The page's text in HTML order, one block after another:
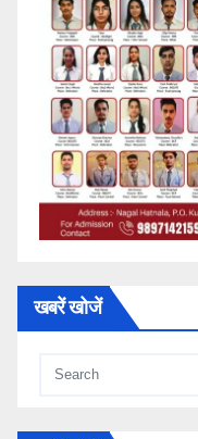
खबरें खोजें